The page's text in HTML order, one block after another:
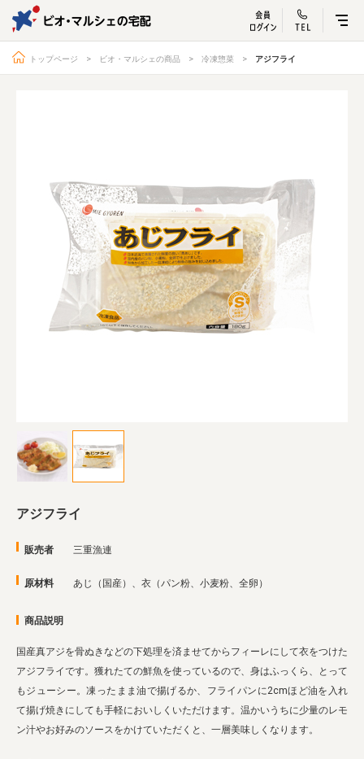
ビオ・マルシェ
宅配サービス紹介 有機野菜の
読みもの・NEWS
ビオ・マルシェの商品 ご利用ガイド
よくある質問 オーガニックって何
お届け情報 生産者・製造者
取扱店 ビオママクラブ
お問い合わせ 放射性物質への対応
トップページ ビオ・マルシェの商品 冷凍惣菜 アジフライ
アジフライ
販売者 三重漁連
原材料 あじ（国産）、衣（パン粉、小麦粉、全卵）
商品説明
国産真アジを骨ぬきなどの下処理を済ませてからフィーレにして衣をつけた
アジフライです。獲れたての鮮魚を使っているので、身はふっくら、とって
もジューシー。凍ったまま油で揚げるか、フライパンに2cmほど油を入れ
て揚げ焼きにしても手軽においしくいただけます。温かいうちに少量のレモ
ン汁やお好みのソースをかけていただくと、一層美味しくなります。